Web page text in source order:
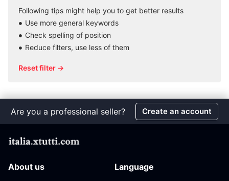
Following tips might help you to get better results
Use more general keywords
Check spelling of position
Reduce filters, use less of them
Reset filter →
Are you a professional seller? Create an account
About us Language